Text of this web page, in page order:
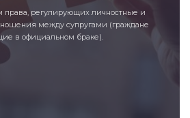
права, регулирующих личностные и
между супругами (граждане
в официальном браке).